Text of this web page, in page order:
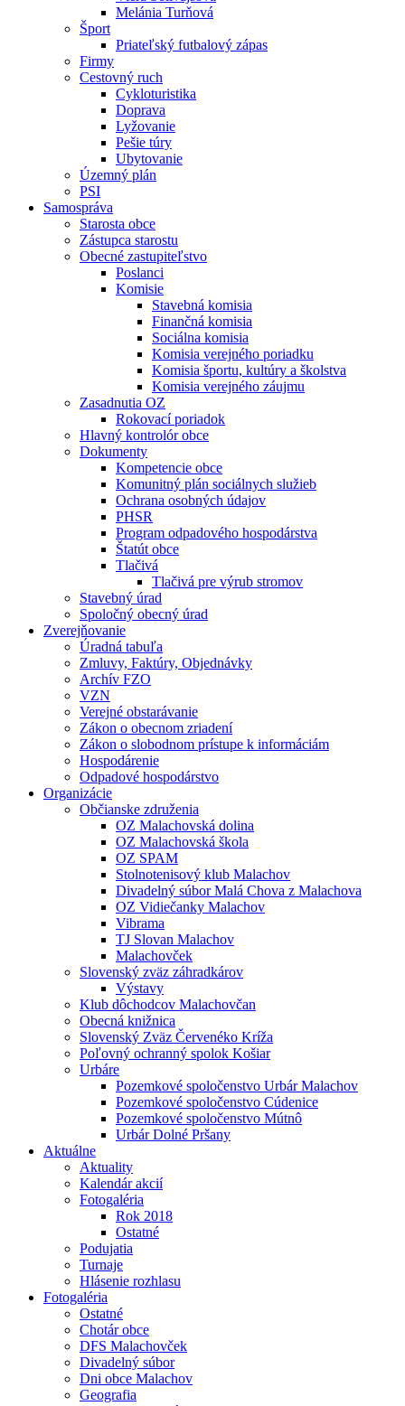
Melánia Turňová
Šport
Priateľský futbalový zápas
Firmy
Cestovný ruch
Cykloturistika
Doprava
Lyžovanie
Pešie túry
Ubytovanie
Územný plán
PSI
Samospráva
Starosta obce
Zástupca starostu
Obecné zastupiteľstvo
Poslanci
Komisie
Stavebná komisia
Finančná komisia
Sociálna komisia
Komisia verejného poriadku
Komisia športu, kultúry a školstva
Komisia verejného záujmu
Zasadnutia OZ
Rokovací poriadok
Hlavný kontrolór obce
Dokumenty
Kompetencie obce
Komunitný plán sociálnych služieb
Ochrana osobných údajov
PHSR
Program odpadového hospodárstva
Štatút obce
Tlačivá
Tlačivá pre výrub stromov
Stavebný úrad
Spoločný obecný úrad
Zverejňovanie
Úradná tabuľa
Zmluvy, Faktúry, Objednávky
Archív FZO
VZN
Verejné obstarávanie
Zákon o obecnom zriadení
Zákon o slobodnom prístupe k informáciám
Hospodárenie
Odpadové hospodárstvo
Organizácie
Občianske združenia
OZ Malachovská dolina
OZ Malachovská škola
OZ SPAM
Stolnotenisový klub Malachov
Divadelný súbor Malá Chova z Malachova
OZ Vidiečanky Malachov
Vibrama
TJ Slovan Malachov
Malachovček
Slovenský zväz záhradkárov
Výstavy
Klub dôchodcov Malachovčan
Obecná knižnica
Slovenský Zväz Červenéko Kríža
Poľovný ochranný spolok Košiar
Urbáre
Pozemkové spoločenstvo Urbár Malachov
Pozemkové spoločenstvo Cúdenice
Pozemkové spoločenstvo Mútnô
Urbár Dolné Pršany
Aktuálne
Aktuality
Kalendár akcií
Fotogaléria
Rok 2018
Ostatné
Podujatia
Turnaje
Hlásenie rozhlasu
Fotogaléria
Ostatné
Chotár obce
DFS Malachovček
Divadelný súbor
Dni obce Malachov
Geografia